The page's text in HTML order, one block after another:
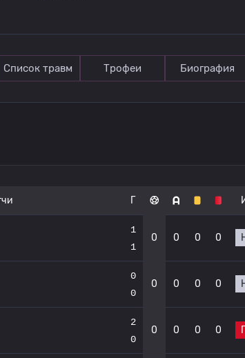
Список травм Трофеи Биография
Г
1
1
0 0 0 0
0
0
0 0 0 0
2
0
0 0 0 0